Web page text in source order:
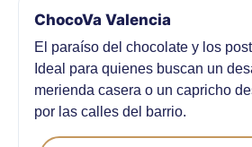
ChocoVa Valencia
El paraíso del chocolate y los
Ideal para quienes buscan un
merienda casera o un capricho
por las calles del barrio.